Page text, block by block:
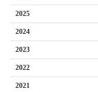
2025
2024
2023
2022
2021